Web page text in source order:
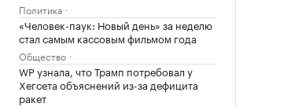
Политика
«Человек-паук: Новый день» за неделю
стал самым кассовым фильмом года
Общество
WP узнала, что Трамп потребовал у
Хегсета объяснений из-за дефицита
ракет